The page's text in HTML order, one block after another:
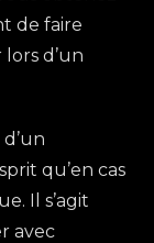
de faire
d’un
qu’en cas
Il s’agit
avec